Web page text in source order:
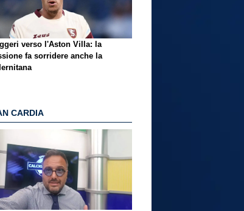
verso l'Aston Villa: la
fa sorridere anche la
CARDIA